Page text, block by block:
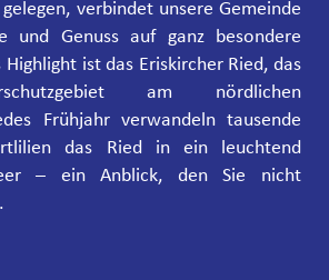
verbindet unsere Gemeinde
und Genuss auf ganz besondere
ist das Eriskircher Ried, das
am nördlichen
Frühjahr verwandeln tausende
das Ried in ein leuchtend
– ein Anblick, den Sie nicht